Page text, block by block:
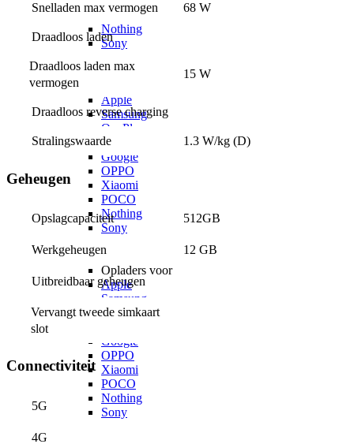
POCO
Nothing
Sony
Kabels
Apple
Samsung
OnePlus
Motorola
Google
OPPO
Xiaomi
POCO
Nothing
Sony
Opladers
Opladers voor
Apple
Samsung
OnePlus
Google
OPPO
Xiaomi
POCO
Nothing
Sony
Snelladen max vermogen 68 W
Draadloos laden
Draadloos laden max
vermogen
15 W
Draadloos reverse charging
Stralingswaarde 1.3 W/kg (D)
Geheugen
Opslagcapaciteit 512GB
Werkgeheugen 12 GB
Uitbreidbaar geheugen
Vervangt tweede simkaart
slot
Connectiviteit
5G
4G